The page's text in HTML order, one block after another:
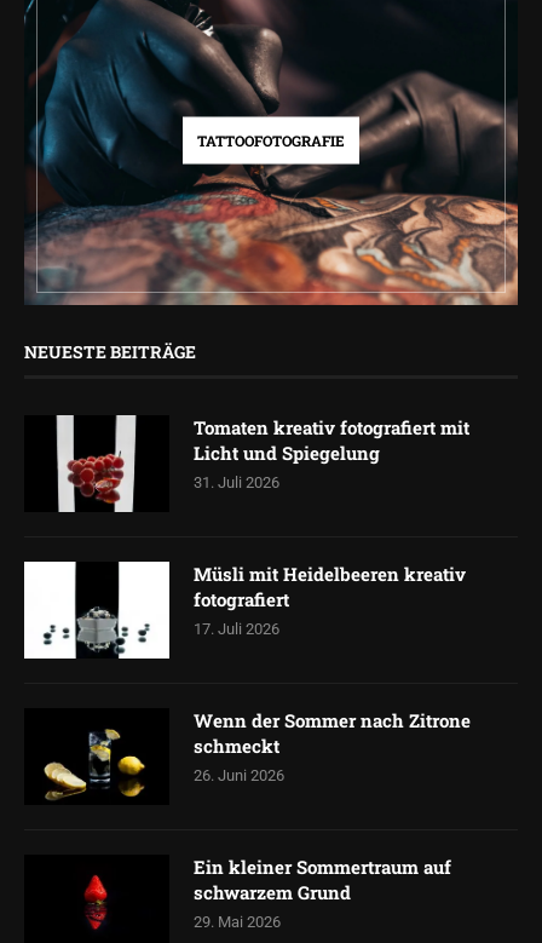
TATTOOFOTOGRAFIE
NEUESTE BEITRÄGE
Tomaten kreativ fotografiert mit
Licht und Spiegelung
31. Juli 2026
Müsli mit Heidelbeeren kreativ
fotografiert
17. Juli 2026
Wenn der Sommer nach Zitrone
schmeckt
26. Juni 2026
Ein kleiner Sommertraum auf
schwarzem Grund
29. Mai 2026